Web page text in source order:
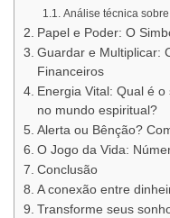
Análise técnica
Papel e Poder: O
Guardar e Multiplicar:
Financeiros
Energia Vital: Qual é
no mundo espiritual?
Alerta ou Bênção?
O Jogo da Vida:
Conclusão
A conexão entre
Transforme seus